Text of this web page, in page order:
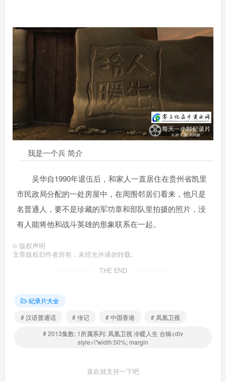
我是一个兵 简介
吴华自1990年退伍后，和家人一直居住在贵州省凯里
市民政局分配的一处房屋中，在周围邻居们看来，他只是
名普通人，要不是珍藏的军功章和部队里拍摄的照片，没
有人能将他和战斗英雄的形象联系在一起。
© 版权声明
文章版权归作者所有，未经允许请勿转载。
THE END
纪录片大全
# 汉语普通话
# 传记 # 中国香港
# 凤凰卫视
# 2013集数: 1所属系列: 凤凰卫视 冷暖人生 合辑<div
style=\"width:50%; margin
喜欢就支持一下吧